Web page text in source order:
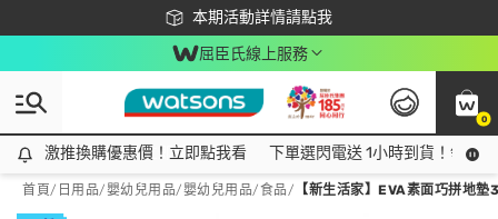
本期活動詳情請點我
下載app最高回饋$350
屈臣氏線上服務
0
激推換購優惠價！立即點我看
激推換購優惠價！立即點我看 下單選閃電送 1小時到貨！領神
首頁/ 日用品/嬰幼兒用品/嬰幼兒用品/食品/ 【新生活家】EVA素面巧拼地